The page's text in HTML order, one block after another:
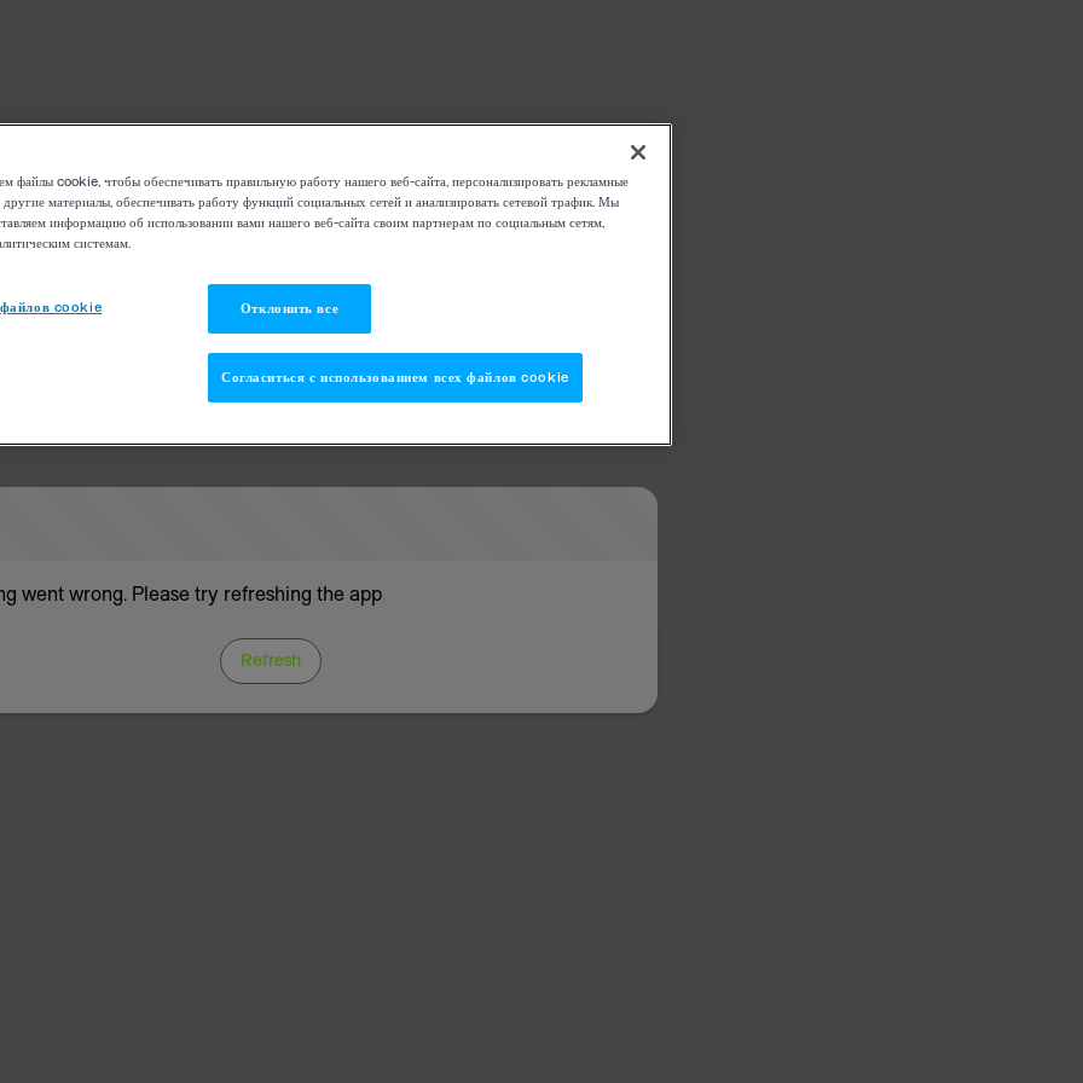
went wrong. Please try refreshing the app
Refresh
файлы cookie, чтобы обеспечивать правильную работу нашего веб-сайта, персонализировать рекламные
другие материалы, обеспечивать работу функций социальных сетей и анализировать сетевой трафик. Мы
информацию об использовании вами нашего веб-сайта своим партнерам по социальным сетям,
системам.
cookie Отклонить все
Согласиться с использованием всех файлов cookie